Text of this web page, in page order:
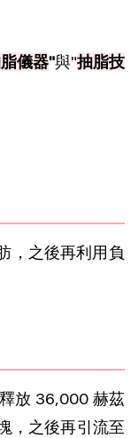
儀器"與"抽脂技
，之後再利用 負
放 36,000 赫茲
，之後再引流至